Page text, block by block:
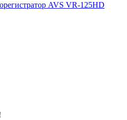
AVS VR-125HD